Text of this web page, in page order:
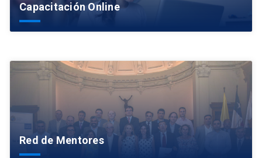
Capacitación Online
Red de Mentores